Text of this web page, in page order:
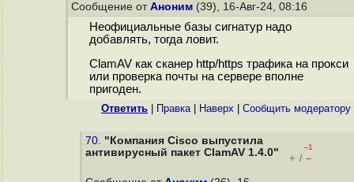
Сообщение от Аноним (39), 16-Авг-24, 08:16
Неофициальные базы сигнатур надо
добавлять, тогда ловит.
ClamAV как сканер http/https трафика на прокси
или проверка почты на сервере вполне
пригоден.
Ответить Правка| Наверх Cообщить модератору
70. "Компания Cisco выпустила
антивирусный пакет ClamAV 1.4.0"
–1
+ / –